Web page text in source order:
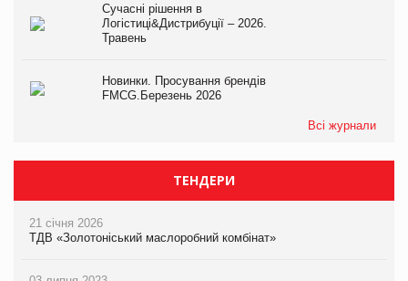
Сучасні рішення в
Логістиці&Дистрибуції – 2026.
Травень
Новинки. Просування брендів
FMCG.Березень 2026
Всі журнали
ТЕНДЕРИ
21 січня 2026
ТДВ «Золотоніський маслоробний комбінат»